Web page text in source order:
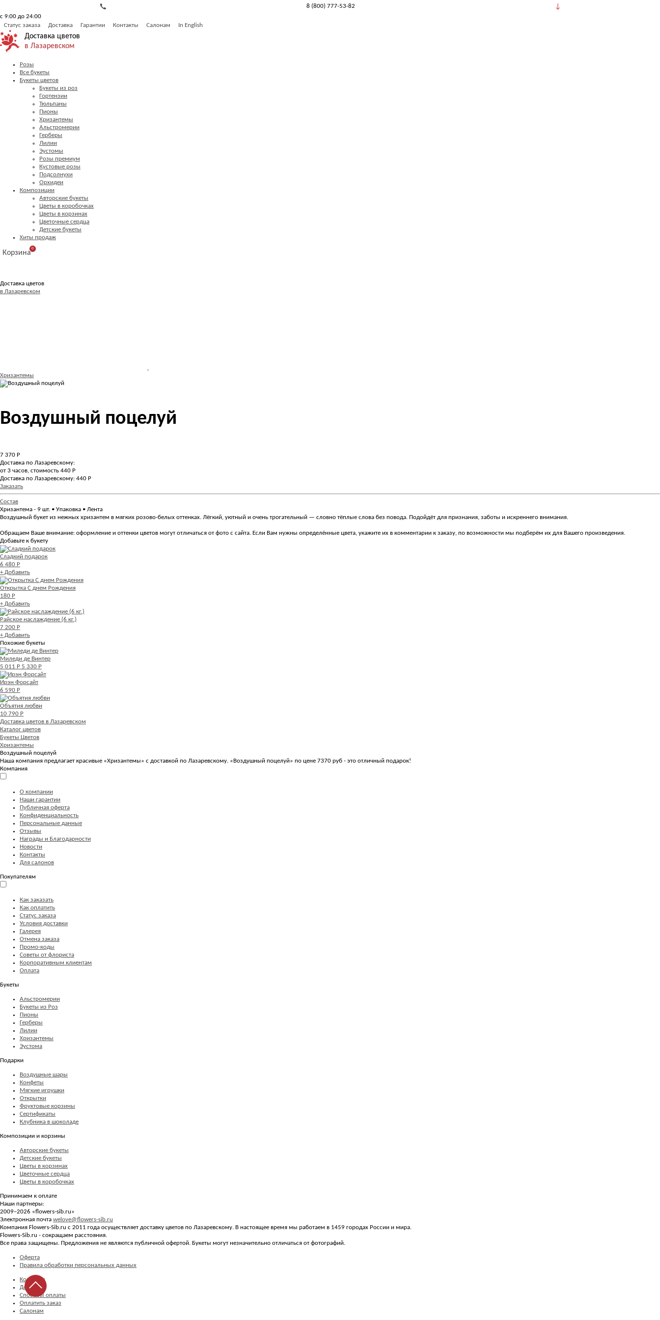
8 (800) 777-53-82
с 9:00 до 24:00
Статус заказа
Доставка Гарантии Контакты Салонам In English
Доставка цветов
в Лазаревском
Розы
Все букеты
Букеты цветов
Букеты из роз
Гортензии
Тюльпаны
Пионы
Хризантемы
Альстромерии
Герберы
Лилии
Эустомы
Розы премиум
Кустовые розы
Подсолнухи
Орхидеи
Композиции
Авторские букеты
Цветы в коробочках
Цветы в корзинах
Цветочные сердца
Детские букеты
Хиты продаж
Корзина
0
Доставка цветов
в Лазаревском
Хризантемы
Воздушный поцелуй
7 370 Р
Доставка по Лазаревскому:
от 3 часов, стоимость 440 Р
Доставка по Лазаревскому: 440 Р
Заказать
Состав
Хризантема - 9 шт. • Упаковка • Лента
Воздушный букет из нежных хризантем в мягких розово-белых оттенках. Лёгкий, уютный и очень трогательный — словно тёплые слова без повода. Подойдёт для признания, заботы и искреннего внимания.
Обращаем Ваше внимание: оформление и оттенки цветов могут отличаться от фото с сайта. Если Вам нужны определённые цвета, укажите их в комментарии к заказу, по возможности мы подберём их для Вашего произведения.
Добавьте к букету
Сладкий подарок
6 480 Р
+ Добавить
Открытка С днем Рождения
180 Р
+ Добавить
Райское наслаждение (6 кг.)
7 200 Р
+ Добавить
Похожие букеты
Миледи де Винтер
5 011 Р 5 330 Р
Ирэн Форсайт
6 590 Р
Объятия любви
10 790 Р
Доставка цветов в Лазаревском
Каталог цветов
Букеты Цветов
Хризантемы
Воздушный поцелуй
Наша компания предлагает красивые «Хризантемы» с доставкой по Лазаревскому. «Воздушный поцелуй» по цене 7370 руб - это отличный подарок!
Компания
О компании
Наши гарантии
Публичная оферта
Конфиденциальность
Персональные данные
Отзывы
Награды и Благодарности
Новости
Контакты
Для салонов
Покупателям
Как заказать
Как оплатить
Статус заказа
Условия доставки
Галерея
Отмена заказа
Промо-коды
Советы от флориста
Корпоративным клиентам
Оплата
Букеты
Альстромерии
Букеты из Роз
Пионы
Герберы
Лилии
Хризантемы
Эустома
Подарки
Воздушные шары
Конфеты
Мягкие игрушки
Открытки
Фруктовые корзины
Сертификаты
Клубника в шоколаде
Композиции и корзины
Авторские букеты
Детские букеты
Цветы в корзинах
Цветочные сердца
Цветы в коробочках
Принимаем к оплате
Наши партнеры:
2009–2026 «flowers-sib.ru»
Электронная почта welove@flowers-sib.ru
Компания Flowers-Sib.ru с 2011 года осуществляет доставку цветов по Лазаревскому. В настоящее время мы работаем в 1459 городах России и мира.
Flowers-Sib.ru - сокращаем расстояния.
Все права защищены. Предложения не являются публичной офертой. Букеты могут незначительно отличаться от фотографий.
Оферта
Правила обработки персональных данных
Контакты
Доставка
Способы оплаты
Оплатить заказ
Салонам